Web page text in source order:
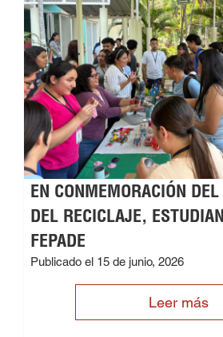
EN CONMEMORACIÓN
DEL RECICLAJE,
FEPADE
Publicado el 15 de junio, 2026
Leer más